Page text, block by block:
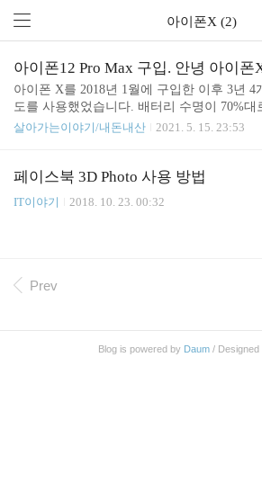
아이폰X (2)
아이폰12 Pro Max 구입. 안녕 아이폰
아이폰 X를 2018년 1월에 구입한 이후 3년 4
도를 사용했었습니다. 배터리 수명이 70%대
들고 나서 성능 저하가 점점 생기고 있었는데
습니다. 처음에는 아이폰 12 Pro Max가 사이
는데요. 12 Pro와 12 Pro Max가 가격차이도 얼
다. 할인을 많이 받긴 했지만 여전히 아이폰
긴 비쌉니다. 그래도 아이폰 X 구입할 때보다
살아가는이야기/내돈내산 2021. 5. 15. 23:53
페이스북 3D Photo 사용 방법
IT이야기 2018. 10. 23. 00:32
Prev
Blog is powered by Daum/ Designed